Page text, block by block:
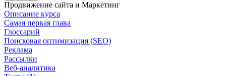
Продвижение сайта и Маркетинг
Описание курса
Самая первая глава
Глоссарий
Поисковая оптимизация (SEO)
Реклама
Рассылки
Веб-аналитика